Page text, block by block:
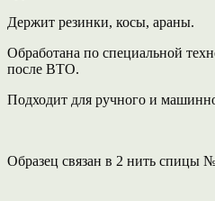
Держит резинки, косы, араны.
Обработана по специальной
после ВТО.
Подходит для ручного и
Образец связан в 2 нить спицы